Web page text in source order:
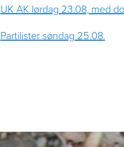
UK AK lørdag 23.08, med
Partilister søndag 25.08.